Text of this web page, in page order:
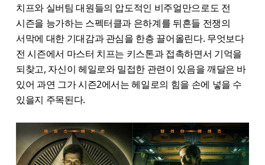
치프와 실버팀 대원들의 압도적인 비주얼만으로도 전
시즌을 능가하는 스펙터클과 은하계를 뒤흔들 전쟁의
서막에 대한 기대감과 관심을 한층 끌어올린다. 무엇보다
전 시즌에서 마스터 치프는 키스톤과 접촉하면서 기억을
되찾고, 자신이 헤일로와 밀접한 관련이 있음을 깨달은 바
있어 과연 그가 시즌2에서는 헤일로의 힘을 손에 넣을 수
있을지 주목된다.